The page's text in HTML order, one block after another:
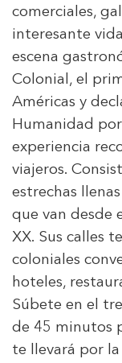
comerciales,
interesante
escena
Colonial, el
Américas y
Humanidad
experiencia
viajeros.
estrechas
que van desde
XX. Sus calles
coloniales
hoteles,
Súbete en el
de 45 minutos
te llevará por